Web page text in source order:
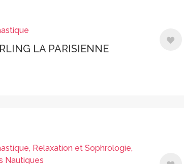
LA PARISIENNE
Relaxation et Sophrologie,
Nautiques